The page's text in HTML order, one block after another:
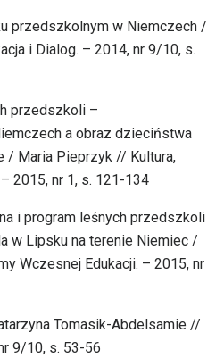
przedszkolnym w Niemczech /
i Dialog. – 2014, nr 9/10, s.
przedszkoli –
a obraz dzieciństwa
/ Maria Pieprzyk // Kultura,
2015, nr 1, s. 121-134
i program leśnych przedszkoli
w Lipsku na terenie Niemiec /
Wczesnej Edukacji. – 2015, nr
Tomasik-Abdelsamie //
9/10, s. 53-56